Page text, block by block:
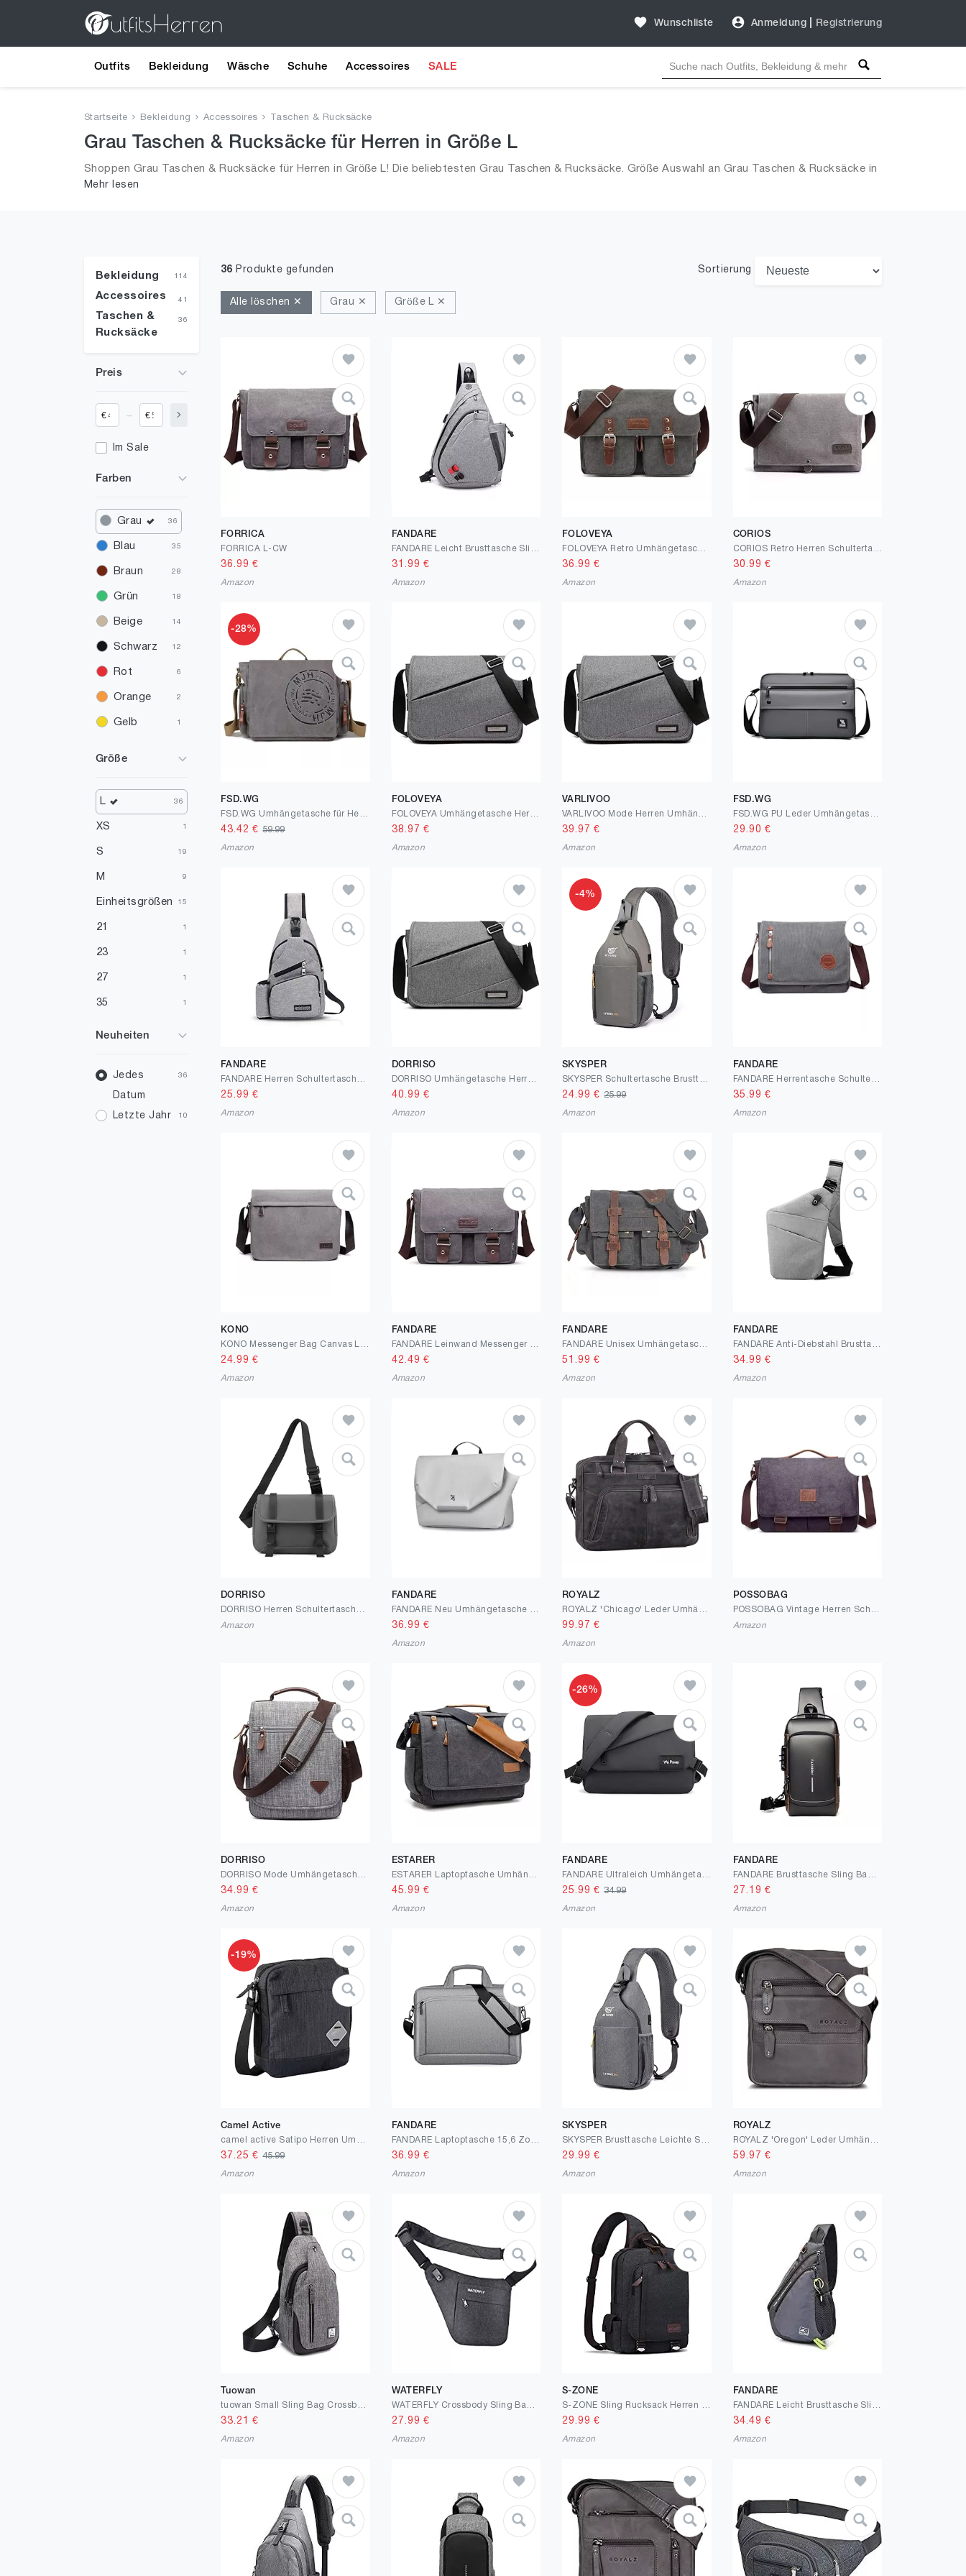
Wunschliste Anmeldung Registrierung
Outfits Bekleidung Wäsche Schuhe Accessoires SALE
Startseite Bekleidung Accessoires Taschen & Rucksäcke
Grau Taschen & Rucksäcke für Herren in Größe L
Shoppen Grau Taschen & Rucksäcke für Herren in Größe L! Die beliebtesten Grau Taschen & Rucksäcke. Größe Auswahl an Grau Taschen & Rucksäcke in
Größe L und alle Trends aus 2026 für Männer!
Mehr lesen
Bekleidung 114
Accessoires 41
Taschen &
Rucksäcke
36
Preis
€ €
Im Sale
Farben
Grau 36
Blau 35
Braun 28
Grün 18
Beige 14
Schwarz 12
Rot 6
Orange 2
Gelb 1
Weiß 1
Größe
L 36
XS 1
S 19
M 9
Einheitsgrößen 15
21 1
23 1
27 1
35 1
Neuheiten
Jedes
Datum
36
Letzte Jahr 10
36 Produkte gefunden Sortierung
Alle löschen ✕ Grau ✕ Größe L ✕
FORRICA
FORRICA L-CW
36.99 €
Amazon
FANDARE
31.99 €
Amazon
FOLOVEYA
36.99 €
Amazon
CORIOS
30.99 €
Amazon
-28%
FSD.WG
43.42 €59.99
Amazon
FOLOVEYA
FOLOVEYA Umhängetasche Herren 13 Zoll Laptop Tasche Männer Schultertasche Kuriertasche Multi-Tasche Aktentasche für Arbeit Schule Reise Uni Wasserdicht Polyester Messenger Bag
38.97 €
Amazon
VARLIVOO
39.97 €
Amazon
FSD.WG
29.90 €
Amazon
FANDARE
25.99 €
Amazon
DORRISO
DORRISO Umhängetasche Herren Schultertasche Mode Schultertaschen für 13.3 Zoll Laptop Kuriertasche Gemütlich Männer Casual Reise Schule Schultertasche Kuriertasche
40.99 €
Amazon
-4%
SKYSPER
24.99 €25.99
Amazon
FANDARE
35.99 €
Amazon
KONO
24.99 €
Amazon
FANDARE
42.49 €
Amazon
FANDARE
51.99 €
Amazon
FANDARE
34.99 €
Amazon
DORRISO
Amazon
FANDARE
36.99 €
Amazon
ROYALZ
99.97 €
Amazon
POSSOBAG
Amazon
DORRISO
34.99 €
Amazon
ESTARER
45.99 €
Amazon
-26%
FANDARE
25.99 €34.99
Amazon
FANDARE
27.19 €
Amazon
-19%
Camel Active
37.25 €45.99
Amazon
FANDARE
36.99 €
Amazon
SKYSPER
29.99 €
Amazon
ROYALZ
59.97 €
Amazon
Tuowan
33.21 €
Amazon
WATERFLY
27.99 €
Amazon
S-ZONE
29.99 €
Amazon
FANDARE
34.49 €
Amazon